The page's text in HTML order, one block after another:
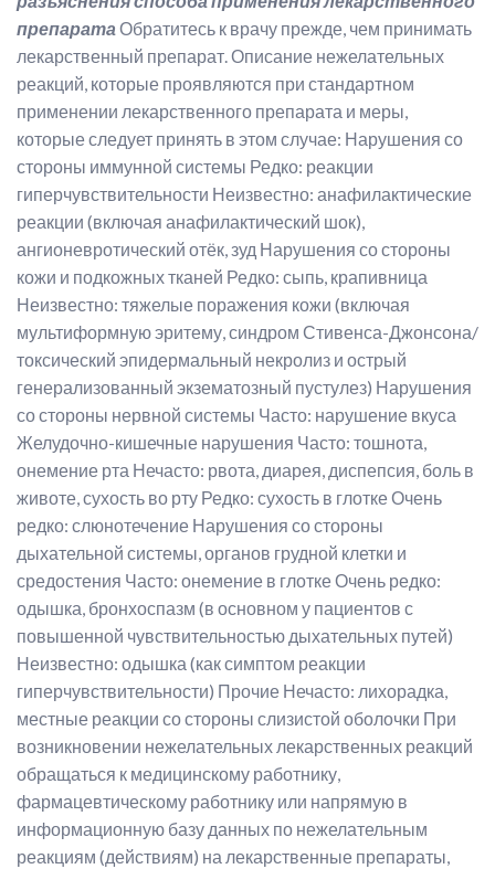
препарата Обратитесь к врачу прежде, чем принимать
лекарственный препарат. Описание нежелательных
реакций, которые проявляются при стандартном
применении лекарственного препарата и меры,
которые следует принять в этом случае: Нарушения со
стороны иммунной системы Редко: реакции
гиперчувствительности Неизвестно: анафилактические
реакции (включая анафилактический шок),
ангионевротический отёк, зуд Нарушения со стороны
кожи и подкожных тканей Редко: сыпь, крапивница
Неизвестно: тяжелые поражения кожи (включая
мультиформную эритему, синдром Стивенса-Джонсона/
токсический эпидермальный некролиз и острый
генерализованный экзематозный пустулез) Нарушения
со стороны нервной системы Часто: нарушение вкуса
Желудочно-кишечные нарушения Часто: тошнота,
онемение рта Нечасто: рвота, диарея, диспепсия, боль в
животе, сухость во рту Редко: сухость в глотке Очень
редко: слюнотечение Нарушения со стороны
дыхательной системы, органов грудной клетки и
средостения Часто: онемение в глотке Очень редко:
одышка, бронхоспазм (в основном у пациентов с
повышенной чувствительностью дыхательных путей)
Неизвестно: одышка (как симптом реакции
гиперчувствительности) Прочие Нечасто: лихорадка,
местные реакции со стороны слизистой оболочки При
возникновении нежелательных лекарственных реакций
обращаться к медицинскому работнику,
фармацевтическому работнику или напрямую в
информационную базу данных по нежелательным
реакциям (действиям) на лекарственные препараты,